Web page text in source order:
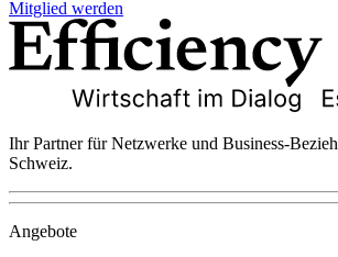
Mitglied werden
Ihr Partner für Netzwerke und Business-
Schweiz.
Angebote